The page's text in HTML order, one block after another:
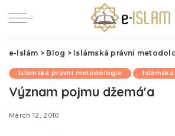
e-Islám > Blog > Islámská právní
Islámská právní metodologie Islámská
Význam pojmu džemá'a
March 12, 2010